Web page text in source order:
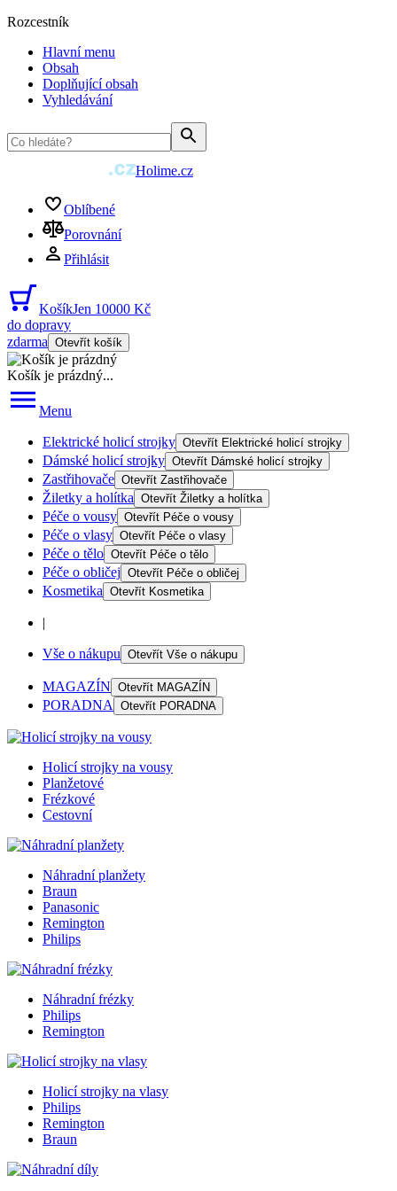
Rozcestník
Hlavní menu
Obsah
Doplňující obsah
Vyhledávání
Holime.cz
Oblíbené
Porovnání
Přihlásit
KošíkJen 10000 Kč
do dopravy
zdarma Otevřít košík
Košík je prázdný...
Menu
Elektrické holicí strojky Otevřít Elektrické holicí strojky
Dámské holicí strojky Otevřít Dámské holicí strojky
Zastřihovače Otevřít Zastřihovače
Žiletky a holítka Otevřít Žiletky a holítka
Péče o vousy Otevřít Péče o vousy
Péče o vlasy Otevřít Péče o vlasy
Péče o tělo Otevřít Péče o tělo
Péče o obličej Otevřít Péče o obličej
Kosmetika Otevřít Kosmetika
|
Vše o nákupu Otevřít Vše o nákupu
MAGAZÍN Otevřít MAGAZÍN
PORADNA Otevřít PORADNA
Holicí strojky na vousy
Planžetové
Frézkové
Cestovní
Náhradní planžety
Braun
Panasonic
Remington
Philips
Náhradní frézky
Philips
Remington
Holicí strojky na vlasy
Philips
Remington
Braun